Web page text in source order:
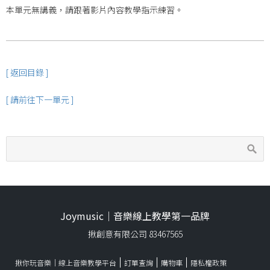
本單元無講義，請跟著影片內容教學指示練習。
[ 返回目錄 ]
[ 請前往下一單元 ]
Joymusic｜音樂線上教學第一品牌
揪創意有限公司 83467565
揪你玩音樂｜線上音樂教學平台 訂單查詢 購物車 隱私權政策